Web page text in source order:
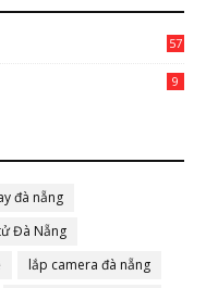
57
9
đà nẵng
Đà Nẵng
lắp camera đà nẵng